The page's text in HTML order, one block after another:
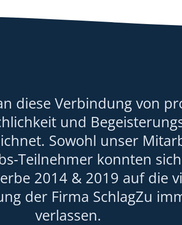
diese Verbindung von
und
Sowohl unser
Teilnehmer konnten
2014 & 2019 auf die
der Firma SchlagZu
verlassen.